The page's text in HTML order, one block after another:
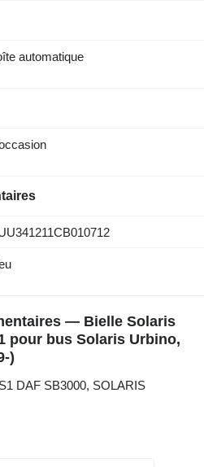
automatique
— Bielle Solaris
pour bus Solaris Urbino,
)
DAF SB3000, SOLARIS